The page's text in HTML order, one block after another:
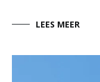
LEES MEER